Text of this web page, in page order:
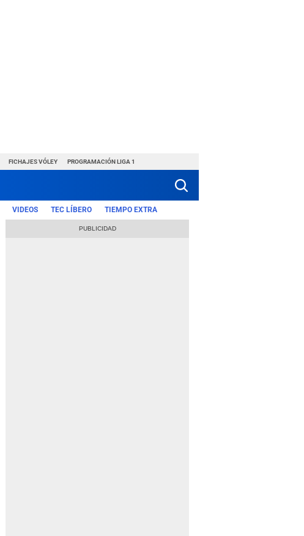
FICHAJES VÓLEY PROGRAMACIÓN LIGA 1
VIDEOS TEC LÍBERO TIEMPO EXTRA